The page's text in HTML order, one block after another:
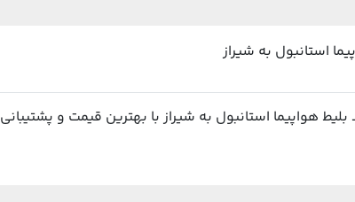
استانبول به شیراز
استانبول به شیراز با بهترین قیمت و پشتیبانی ۲۴ ساعته، می‌توانید از طریق سایت طاهاگشت اقدام نمایید.